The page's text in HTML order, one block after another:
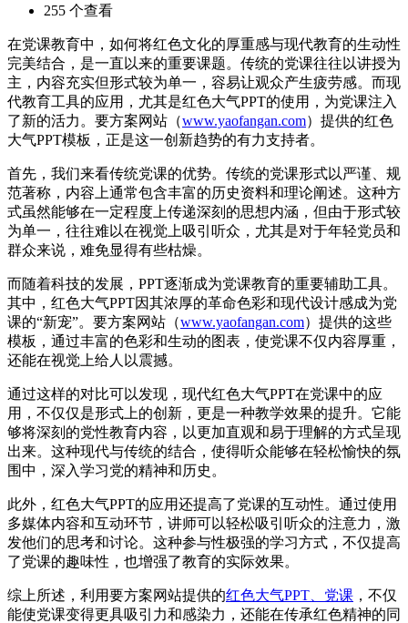
255 个查看
在党课教育中，如何将红色文化的厚重感与现代教育的生动性
完美结合，是一直以来的重要课题。传统的党课往往以讲授为
主，内容充实但形式较为单一，容易让观众产生疲劳感。而现
代教育工具的应用，尤其是红色大气PPT的使用，为党课注入
了新的活力。要方案网站（www.yaofangan.com）提供的红色
大气PPT模板，正是这一创新趋势的有力支持者。
首先，我们来看传统党课的优势。传统的党课形式以严谨、规
范著称，内容上通常包含丰富的历史资料和理论阐述。这种方
式虽然能够在一定程度上传递深刻的思想内涵，但由于形式较
为单一，往往难以在视觉上吸引听众，尤其是对于年轻党员和
群众来说，难免显得有些枯燥。
而随着科技的发展，PPT逐渐成为党课教育的重要辅助工具。
其中，红色大气PPT因其浓厚的革命色彩和现代设计感成为党
课的“新宠”。要方案网站（www.yaofangan.com）提供的这些
模板，通过丰富的色彩和生动的图表，使党课不仅内容厚重，
还能在视觉上给人以震撼。
通过这样的对比可以发现，现代红色大气PPT在党课中的应
用，不仅仅是形式上的创新，更是一种教学效果的提升。它能
够将深刻的党性教育内容，以更加直观和易于理解的方式呈现
出来。这种现代与传统的结合，使得听众能够在轻松愉快的氛
围中，深入学习党的精神和历史。
此外，红色大气PPT的应用还提高了党课的互动性。通过使用
多媒体内容和互动环节，讲师可以轻松吸引听众的注意力，激
发他们的思考和讨论。这种参与性极强的学习方式，不仅提高
了党课的趣味性，也增强了教育的实际效果。
综上所述，利用要方案网站提供的红色大气PPT、党课 ，不仅
能使党课变得更具吸引力和感染力，还能在传承红色精神的同